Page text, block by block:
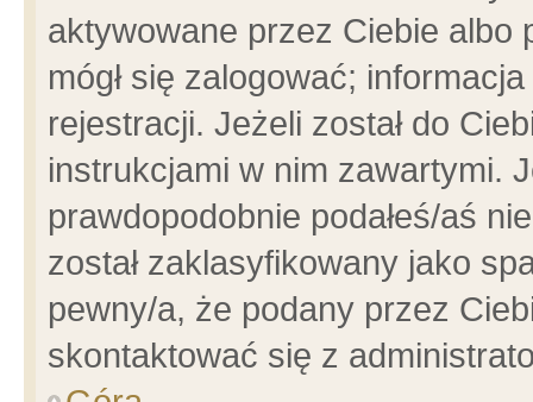
aktywowane przez Ciebie albo
mógł się zalogować;
rejestracji. Jeżeli został do
instrukcjami w nim zawartymi.
prawdopodobnie podałeś/aś
został zaklasyfikowany jako
pewny/a, że podany przez
skontaktować się z